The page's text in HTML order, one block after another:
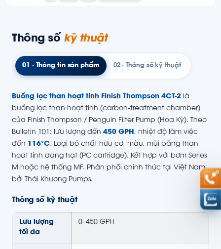
Thông số kỹ thuật
01 · Thông tin sản phẩm 02 · Thông số kỹ thuật
Buồng lọc than hoạt tính Finish Thompson 4CT-2 là
buồng lọc than hoạt tính (carbon-treatment chamber)
của Finish Thompson / Penguin Filter Pump (Hoa Kỳ). Theo
Bulletin 101: lưu lượng đến 450 GPH, nhiệt độ làm việc
đến 116°C. Loại bỏ chất hữu cơ, màu, mùi bằng than
hoạt tính dạng hạt (PC cartridge). Kết hợp với bơm Series
M hoặc hệ thống MF. Phân phối chính thức tại Việt Nam
bởi Thái Khương Pumps.
Thông số kỹ thuật
Lưu lượng
tối đa
0–450 GPH